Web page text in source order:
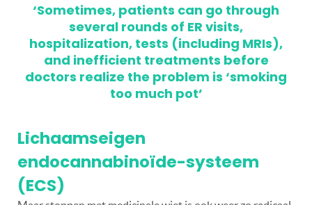
‘Sometimes, patients can go through
several rounds of ER visits,
hospitalization, tests (including MRIs),
and inefficient treatments before
doctors realize the problem is ‘smoking
too much pot’
Lichaamseigen
endocannabinoïde-systeem
(ECS)